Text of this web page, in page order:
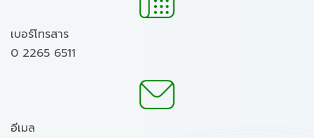
เบอร์โทรสาร
0 2265 6511
อีเมล